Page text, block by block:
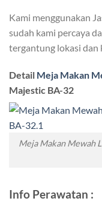
Kami menggunakan
sudah kami percaya
tergantung lokasi dan
Detail Meja Makan
Majestic BA-32
Meja Makan Mewah
Info Perawatan :